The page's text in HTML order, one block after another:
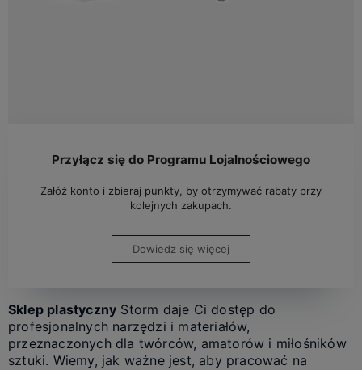
Przyłącz się do Programu Lojalnościowego
Załóż konto i zbieraj punkty, by otrzymywać rabaty przy
kolejnych zakupach.
Dowiedz się więcej
Sklep plastyczny Storm daje Ci dostęp do
profesjonalnych narzędzi i materiałów,
przeznaczonych dla twórców, amatorów i miłośników
sztuki. Wiemy, jak ważne jest, aby pracować na